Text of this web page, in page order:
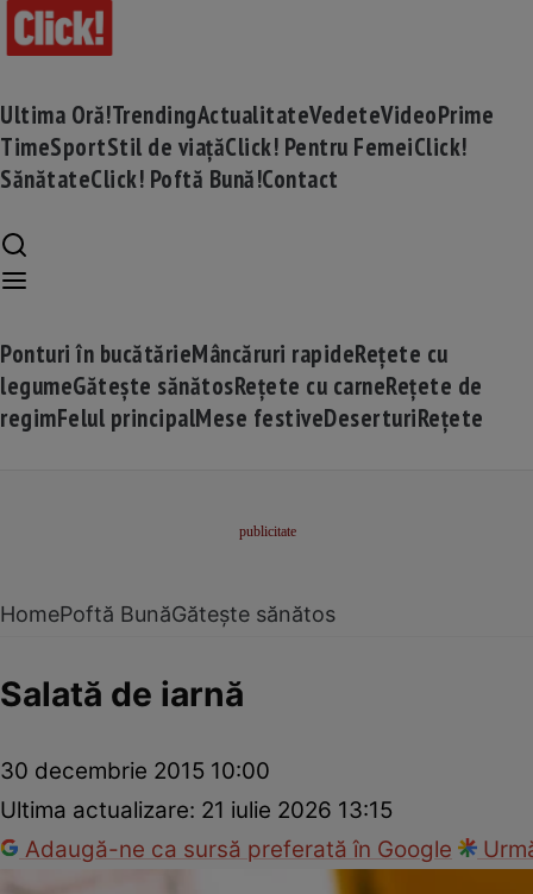
Ultima Oră!TrendingActualitateVedeteVideoPrime
TimeSportStil de viațăClick! Pentru FemeiClick!
SănătateClick! Poftă Bună!Contact
Ponturi în bucătărieMâncăruri rapideRețete cu
legumeGătește sănătosRețete cu carneRețete de
regimFelul principalMese festiveDeserturiRețete
HomePoftă BunăGătește sănătos
Salată de iarnă
30 decembrie 2015 10:00
Ultima actualizare: 21 iulie 2026 13:15
Adaugă-ne ca sursă preferată în Google